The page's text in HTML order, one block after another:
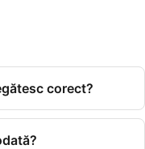
corect?